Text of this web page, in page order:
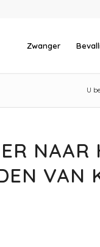
Zwanger
U
NAAR
VAN